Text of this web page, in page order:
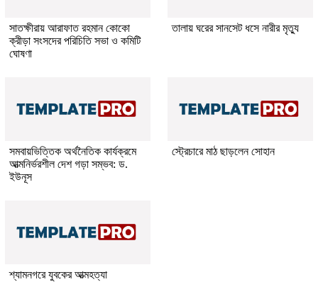
সাতক্ষীরায় আরাফাত রহমান কোকো
ক্রীড়া সংসদের পরিচিতি সভা ও কমিটি
ঘোষণা
তালায় ঘরের সানসেট ধসে নারীর মৃত্যু
সমবায়ভিত্তিক অর্থনৈতিক কার্যক্রমে
আত্মনির্ভরশীল দেশ গড়া সম্ভব: ড.
ইউনূস
স্ট্রেচারে মাঠ ছাড়লেন সোহান
শ্যামনগরে যুবকের আত্মহত্যা